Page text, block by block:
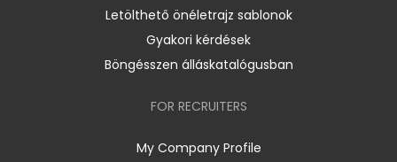
Letölthető önéletrajz sablonok
Gyakori kérdések
Böngésszen álláskatalógusban
FOR RECRUITERS
My Company Profile